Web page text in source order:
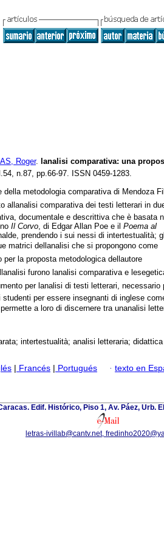
Roger. lanalisi comparativa: una
n.87, pp.66-97. ISSN 0459-1283.
della metodologia comparativa di Mendoza
allanalisi comparativa dei testi letterari in
documentale e descrittiva che è basata
Il Corvo, di Edgar Allan Poe e il Poema al
prendendo i sui nessi di intertestualità;
matrici dellanalisi che si propongono come
la proposta metodologica dellautore
furono lanalisi comparativa e
per lanalisi di testi letterari, necessario
per essere insegnanti di inglese
a loro di discernere tra unanalisi
intertestualità; analisi letteraria;
| Francés | Portugués · texto en
Edif. Histórico, Piso 1, Av. Páez, Urb.
letras-ivillab@cantv.net,